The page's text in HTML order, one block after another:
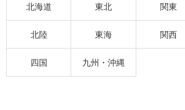
北海道 東北 関東
北陸 東海 関西
四国 九州・沖縄